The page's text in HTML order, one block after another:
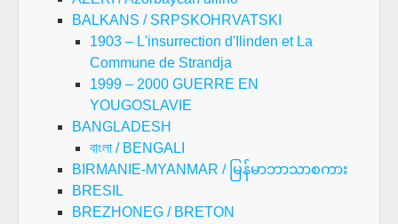
BALKANS / SRPSKOHRVATSKI
1903 – L'insurrection d'Ilinden et La
Commune de Strandja
1999 – 2000 GUERRE EN
YOUGOSLAVIE
BANGLADESH
বাংলা / BENGALI
BIRMANIE-MYANMAR / မြန်မာဘာသာစကား
BRESIL
BREZHONEG / BRETON